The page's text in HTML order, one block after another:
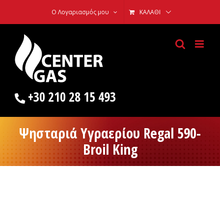
content
Ο Λογαριασμός μου ΚΑΛΆΘΙ
+30 210 28 15 493
Ψησταριά Υγραερίου Regal 590-
Broil King